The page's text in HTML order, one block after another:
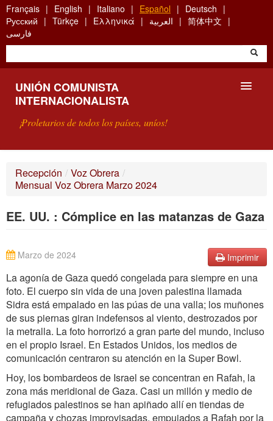
Skip
to
main
content
Français English Italiano Español
Deutsch
Русский
Türkçe Ελληνικά العربية
简体中文
فارسی
UNIÓN COMUNISTA
INTERNACIONALISTA
¡Proletarios de todos los países, uníos!
¿QUÉ ES LA UCI?
BÚSQUEDA
Recepción / Voz Obrera /
Mensual Voz Obrera Marzo 2024
EE. UU. : Cómplice en las matanzas de Gaza
Imprimir
Marzo de 2024
La agonía de Gaza quedó congelada para siempre en una
foto. El cuerpo sin vida de una joven palestina llamada
Sidra está empalado en las púas de una valla; los muñones
de sus piernas giran indefensos al viento, destrozados por
la metralla. La foto horrorizó a gran parte del mundo, incluso
en el propio Israel. En Estados Unidos, los medios de
comunicación centraron su atención en la Super Bowl.
Hoy, los bombardeos de Israel se concentran en Rafah, la
zona más meridional de Gaza. Casi un millón y medio de
refugiados palestinos se han apiñado allí en tiendas de
campaña y chozas improvisadas, empujados a Rafah por la